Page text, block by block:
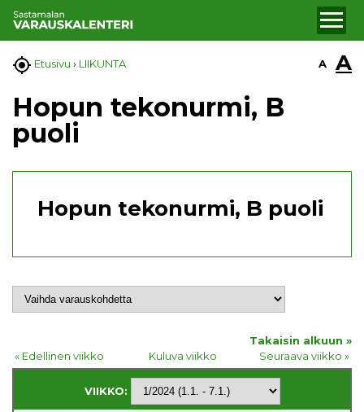
 Etusivu › LIIKUNTA A A
Hopun tekonurmi, B
puoli
Hopun tekonurmi, B puoli
Takaisin alkuun »
« Edellinen viikko
Kuluva viikko Seuraava viikko »
VIIKKO: